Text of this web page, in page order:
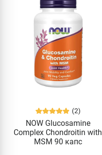
(2)
NOW Glucosamine
Complex Chondroitin with
MSM 90 капс